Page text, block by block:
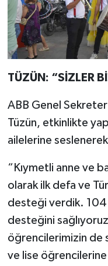
TÜZÜN: “SİZLER
ABB Genel Sekreter
Tüzün, etkinlikte
ailelerine
“Kıymetli anne ve
olarak ilk defa ve
desteği verdik. 104
desteğini
öğrencilerimizin de
ve lise